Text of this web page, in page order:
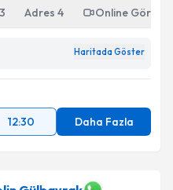
3 Adres 4 Online
Haritada Göster
12:30 Daha Fazla